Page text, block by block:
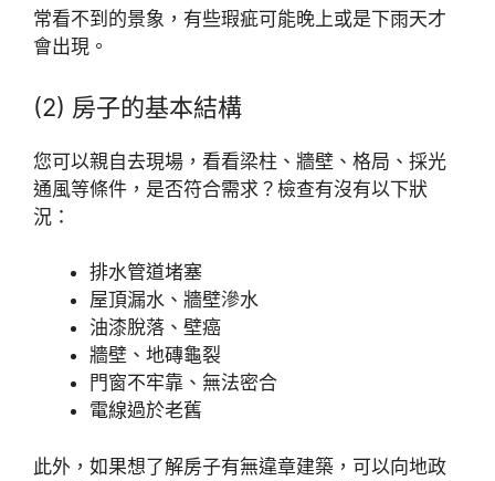
常看不到的景象，有些瑕疵可能晚上或是下雨天才
會出現。
(2) 房子的基本結構
您可以親自去現場，看看梁柱、牆壁、格局、採光
通風等條件，是否符合需求？檢查有沒有以下狀
況：
排水管道堵塞
屋頂漏水、牆壁滲水
油漆脫落、壁癌
牆壁、地磚龜裂
門窗不牢靠、無法密合
電線過於老舊
此外，如果想了解房子有無違章建築，可以向地政